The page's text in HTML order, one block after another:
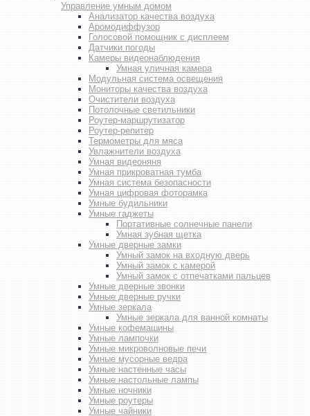
Управление умным домом
Анализатор качества воздуха
Аромодиффузор
Голосовой помощник с дисплеем
Датчики погоды
Камеры видеонаблюдения
Умная уличная камера
Модульная система освещения
Мониторы качества воздуха
Очистители воздуха
Потолочные светильники
Роутер-маршрутизатор
Роутер-репитер
Термометры для мяса
Увлажнители воздуха
Умная видеоняня
Умная прикроватная тумба
Умная система безопасности
Умная цифровая фоторамка
Умные будильники
Умные гаджеты
Портативные солнечные панели
Умная зубная щетка
Умные дверные замки
Умный замок на входную дверь
Умный замок с камерой
Умный замок с отпечатками пальцев
Умные дверные звонки
Умные дверные ручки
Умные зеркала
Умные зеркала для ванной комнаты
Умные кофемашины
Умные лампочки
Умные микроволновые печи
Умные мусорные ведра
Умные настенные часы
Умные настольные лампы
Умные ночники
Умные роутеры
Умные чайники